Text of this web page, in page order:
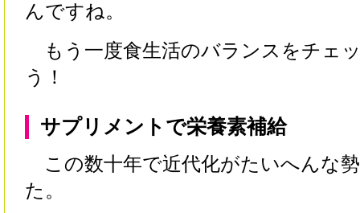
んですね。
もう一度食生活のバランスをチェ
う！
サプリメントで栄養素補給
この数十年で近代化がたいへんな
た。